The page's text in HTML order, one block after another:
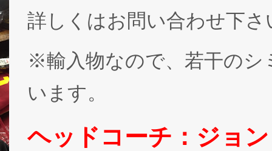
詳しくはお問い合わせ下さ
※輸入物なので、若干のシ
います。
ヘッドコーチ：ジョ